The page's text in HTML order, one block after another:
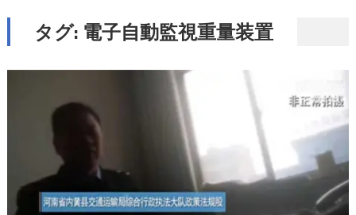
タグ: 電子自動監視重量装置